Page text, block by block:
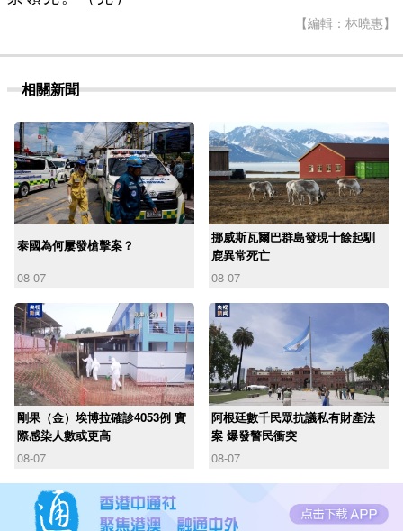
【編輯：林曉惠】
相關新聞
泰國為何屢發槍擊案？
08-07
挪威斯瓦爾巴群島發現十餘起馴
鹿異常死亡
08-07
剛果（金）埃博拉確診4053例 實
際感染人數或更高
08-07
阿根廷數千民眾抗議私有財產法
案 爆發警民衝突
08-07